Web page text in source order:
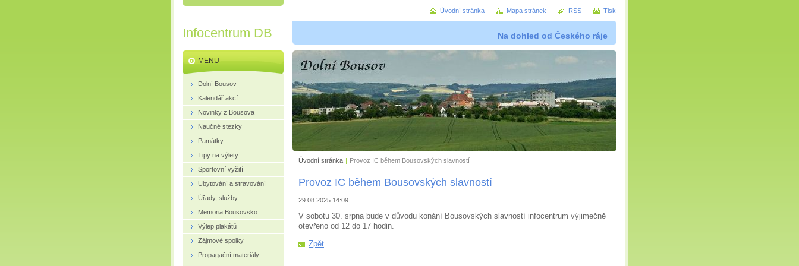
Infocentrum DB Na dohled od Českého ráje
Úvodní stránka | Provoz IC během Bousovských slavností
Provoz IC během Bousovských slavností
29.08.2025 14:09
V sobotu 30. srpna bude v důvodu konání Bousovských slavností infocentrum výjimečně
otevřeno od 12 do 17 hodin.
Zpět
MENU
Dolní Bousov
Kalendář akcí
Novinky z Bousova
Naučné stezky
Památky
Tipy na výlety
Sportovní vyžití
Ubytování a stravování
Úřady, služby
Memoria Bousovsko
Výlep plakátů
Zájmové spolky
Propagační materiály
Úvodní stránka Mapa stránek RSS Tisk